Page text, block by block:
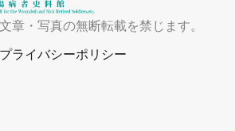
章・写真の無断転載を禁じます。
ライバシーポリシー